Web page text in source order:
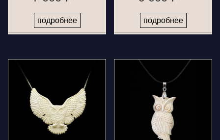
подробнее подробнее